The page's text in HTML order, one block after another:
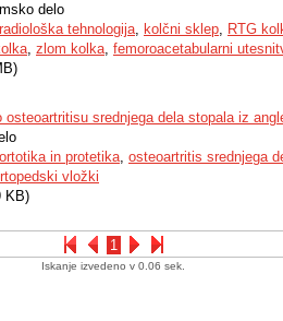
1
delo
radiološka tehnologija, kolčni sklep, RTG
, zlom kolka, femoroacetabularni
osteoartritisu srednjega dela stopala iz
ortotika in protetika, osteoartritis srednjega
vložki
KB)
Iskanje izvedeno v 0.06 sek.